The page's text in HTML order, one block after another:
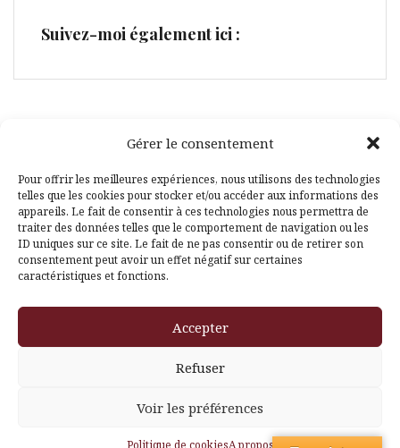
Gérer le consentement
Pour offrir les meilleures expériences, nous utilisons des technologies
telles que les cookies pour stocker et/ou accéder aux informations des
appareils. Le fait de consentir à ces technologies nous permettra de
traiter des données telles que le comportement de navigation ou les
ID uniques sur ce site. Le fait de ne pas consentir ou de retirer son
consentement peut avoir un effet négatif sur certaines
caractéristiques et fonctions.
Accepter
Refuser
Voir les préférences
Politique de cookiesA propos
Suivez-moi également ici :
Facebook
Pinterest
Themeisle